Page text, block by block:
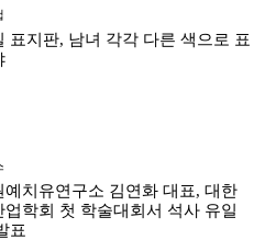
표지판, 남녀 각각 다른 색으로 표
예치유연구소 김연화 대표, 대한
업학회 첫 학술대회서 석사 유일
표